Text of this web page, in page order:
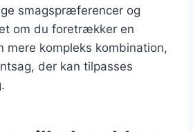
smagspræferencer og
om du foretrækker en
mere kompleks kombination,
der kan tilpasses